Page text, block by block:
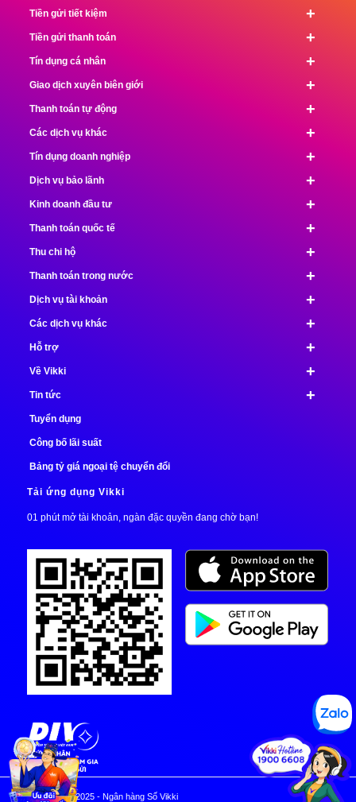
+
Tiền gửi tiết kiệm
+
Tiền gửi thanh toán
+
Tín dụng cá nhân
+
Giao dịch xuyên biên giới
+
Thanh toán tự động
+
Các dịch vụ khác
+
Tín dụng doanh nghiệp
+
Dịch vụ bảo lãnh
+
Kinh doanh đầu tư
+
Thanh toán quốc tế
+
Thu chi hộ
+
Thanh toán trong nước
+
Dịch vụ tài khoản
+
Các dịch vụ khác
+
Hỗ trợ
+
Về Vikki
+
Tin tức
Tuyển dụng
Công bố lãi suất
Bảng tỷ giá ngoại tệ chuyển đổi
Tải ứng dụng Vikki
01 phút mở tài khoản, ngàn đặc quyền đang chờ bạn!
© Copyright 2025 - Ngân hàng Số Vikki